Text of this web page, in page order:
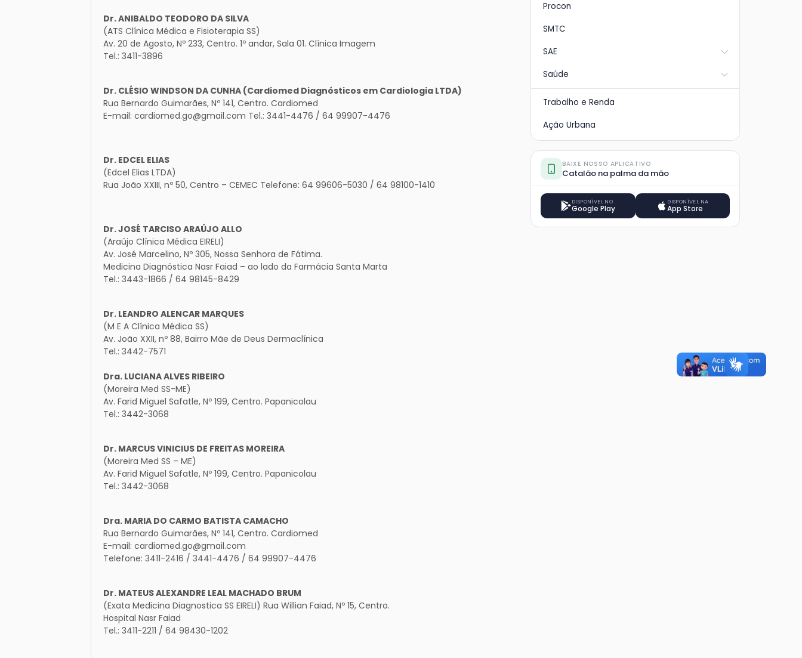
Dr. ANIBALDO TEODORO DA SILVA
(ATS Clínica Médica e Fisioterapia SS)
Av. 20 de Agosto, Nº 233, Centro. 1º andar, Sala 01. Clínica Imagem
Tel.: 3411-3896
Dr. CLÉSIO WINDSON DA CUNHA (Cardiomed Diagnósticos em Cardiologia LTDA)
Rua Bernardo Guimarães, Nº 141, Centro. Cardiomed
E-mail: cardiomed.go@gmail.com Tel.: 3441-4476 / 64 99907-4476
Dr. EDCEL ELIAS
(Edcel Elias LTDA)
Rua João XXIII, nº 50, Centro – CEMEC Telefone: 64 99606-5030 / 64 98100-1410
Dr. JOSÉ TARCISO ARAÚJO ALLO
(Araújo Clínica Médica EIRELI)
Av. José Marcelino, Nº 305, Nossa Senhora de Fátima.
Medicina Diagnóstica Nasr Faiad – ao lado da Farmácia Santa Marta
Tel.: 3443-1866 / 64 98145-8429
Dr. LEANDRO ALENCAR MARQUES
(M E A Clínica Médica SS)
Av. João XXII, nº 88, Bairro Mãe de Deus Dermaclínica
Tel.: 3442-7571
Dra. LUCIANA ALVES RIBEIRO
(Moreira Med SS-ME)
Av. Farid Miguel Safatle, Nº 199, Centro. Papanicolau
Tel.: 3442-3068
Dr. MARCUS VINICIUS DE FREITAS MOREIRA
(Moreira Med SS – ME)
Av. Farid Miguel Safatle, Nº 199, Centro. Papanicolau
Tel.: 3442-3068
Dra. MARIA DO CARMO BATISTA CAMACHO
Rua Bernardo Guimarães, Nº 141, Centro. Cardiomed
E-mail: cardiomed.go@gmail.com
Telefone: 3411-2416 / 3441-4476 / 64 99907-4476
Dr. MATEUS ALEXANDRE LEAL MACHADO BRUM
(Exata Medicina Diagnostica SS EIRELI) Rua Willian Faiad, Nº 15, Centro.
Hospital Nasr Faiad
Tel.: 3411-2211 / 64 98430-1202
Procon
SMTC
SAE
Saúde
Trabalho e Renda
Ação Urbana
BAIXE NOSSO APLICATIVO
Catalão na palma da mão
DISPONÍVEL NO
Google Play
DISPONÍVEL NA
App Store